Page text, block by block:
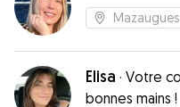
Mazaugues
Elisa · Votre
bonnes mains !